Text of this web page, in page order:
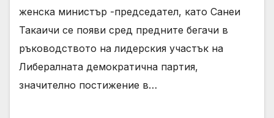
женска министър -председател, като Санеи
Такаичи се появи сред предните бегачи в
ръководството на лидерския участък на
Либералната демократична партия,
значително постижение в…